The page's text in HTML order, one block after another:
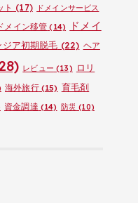
ト (17)
ドメインサービス
メイン移管 (14)
ドメイ
ジア初期脱毛 (22) ヘア
レビュー (13) ロリ
海外旅行(15) 育毛剤
資金調達 (14) 防災 (10)